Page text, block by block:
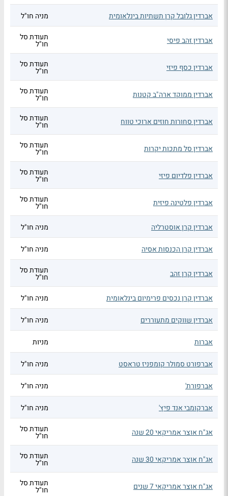
אברדין גלובל קרן תשתיות בינלאומית מניה חו"ל
אברדין זהב פיסי תעודת סל
חו"ל
אברדין כסף פיזי תעודת סל
חו"ל
אברדין ממוקד ארה"ב קטנות תעודת סל
חו"ל
אברדין סחורות חוזים ארוכי טווח תעודת סל
חו"ל
אברדין סל מתכות יקרות תעודת סל
חו"ל
אברדין פלדיום פיזי תעודת סל
חו"ל
אברדין פלטינה פיזית תעודת סל
חו"ל
אברדין קרן אוסטרליה
מניה חו"ל
אברדין קרן הכנסות אסיה מניה חו"ל
אברדין קרן זהב תעודת סל
חו"ל
אברדין קרן נכסים פרימיום בינלאומית
מניה חו"ל
אברדין שווקים מתעוררים מניה חו"ל
אברות מניות
אברפורט סמולר קומפניז טראסט מניה חו"ל
אברפורת' מניה חו"ל
אברקומבי אנד פיץ' מניה חו"ל
אג"ח אוצר אמריקאי 20 שנה תעודת סל
חו"ל
אג"ח אוצר אמריקאי 30 שנה תעודת סל
חו"ל
אג"ח אוצר אמריקאי 7 שנים תעודת סל
חו"ל